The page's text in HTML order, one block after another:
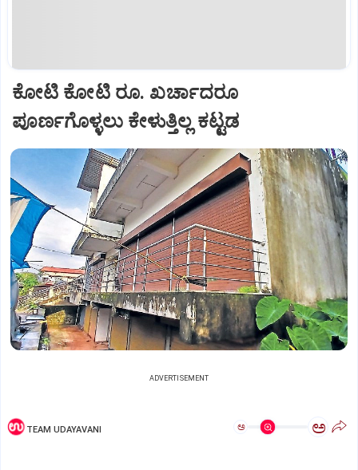
ಕೋಟಿ ಕೋಟಿ ರೂ. ಖರ್ಚಾದರೂ
ಪೂರ್ಣಗೊಳ್ಳಲು ಕೇಳುತ್ತಿಲ್ಲ ಕಟ್ಟಡ
ADVERTISEMENT
TEAM UDAYAVANI ಅ ಅ